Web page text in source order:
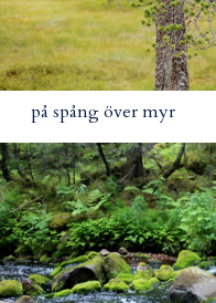
på spång över myr